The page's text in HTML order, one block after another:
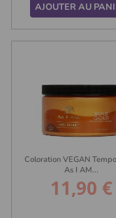
AJOUTER AU
Coloration VEGAN
As I AM...
Prix
11,90 €